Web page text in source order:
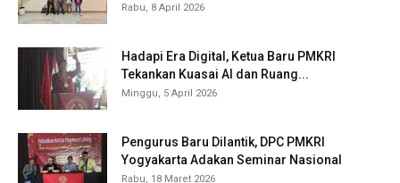
Rabu, 8 April 2026
Hadapi Era Digital, Ketua Baru PMKRI
Tekankan Kuasai AI dan Ruang...
Minggu, 5 April 2026
Pengurus Baru Dilantik, DPC PMKRI
Yogyakarta Adakan Seminar Nasional
Rabu, 18 Maret 2026